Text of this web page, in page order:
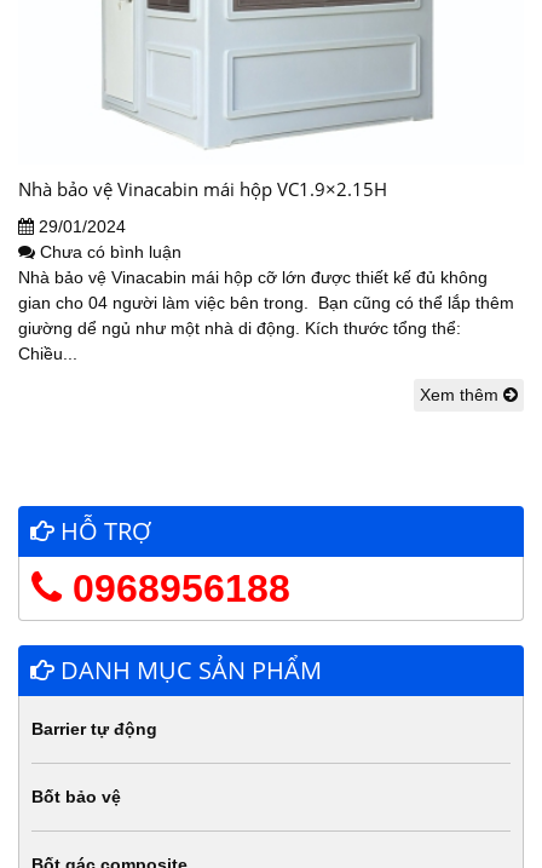
Nhà bảo vệ Vinacabin mái hộp VC1.9×2.15H
29/01/2024
Chưa có bình luận
Nhà bảo vệ Vinacabin mái hộp cỡ lớn được thiết kế đủ không
gian cho 04 người làm việc bên trong. Bạn cũng có thể lắp thêm
giường dể ngủ như một nhà di động. Kích thước tổng thể:
Chiều...
Xem thêm
HỖ TRỢ
0968956188
DANH MỤC SẢN PHẨM
Barrier tự động
Bốt bảo vệ